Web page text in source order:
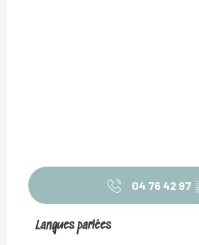
04 76 42 97
Langues parlées
Langues parlées